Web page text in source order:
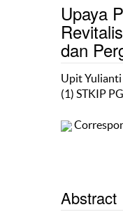
Upaya
dan
Upit Yulianti
(1) STKIP
Abstract